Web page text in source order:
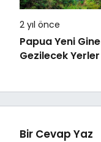
2 yıl önce
Papua Yeni Gine
Gezilecek Yerler
Bir Cevap Yaz